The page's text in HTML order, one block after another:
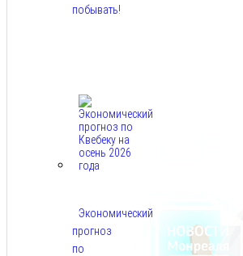
побывать!
Экономический
прогноз
по